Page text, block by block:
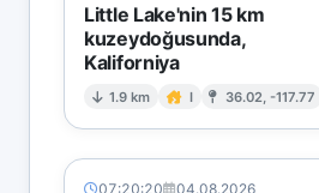
Little Lake'nin 15 km
kuzeydoğusunda,
Kaliforniya
1.9 km I 36.02, -117.77
07:20:20 04.08.2026